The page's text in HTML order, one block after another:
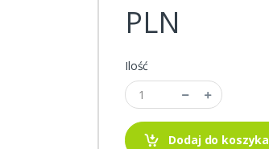
PLN
Ilość
Dodaj do koszyka